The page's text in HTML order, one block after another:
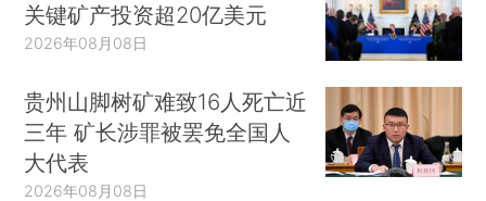
关键矿产投资超20亿美元
2026年08月08日
贵州山脚树矿难致16人死亡近
三年 矿长涉罪被罢免全国人
大代表
2026年08月08日